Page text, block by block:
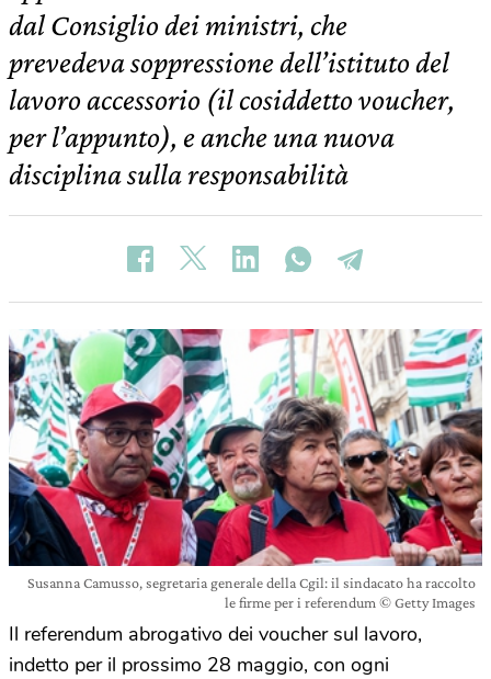
dal Consiglio dei ministri, che
prevedeva soppressione dell’istituto del
lavoro accessorio (il cosiddetto voucher,
per l’appunto), e anche una nuova
disciplina sulla responsabilità
Susanna Camusso, segretaria generale della Cgil: il sindacato ha raccolto
le firme per i referendum © Getty Images
Il referendum abrogativo dei voucher sul lavoro,
indetto per il prossimo 28 maggio, con ogni